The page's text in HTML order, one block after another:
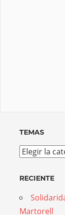
TEMAS
Temas
RECIENTE
Martorell